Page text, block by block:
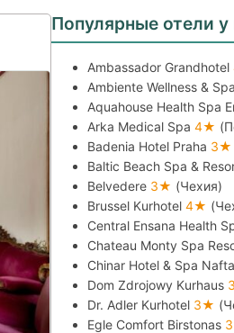
Популярные отели
Ambassador Grandhotel
Ambiente Wellness &
Aquahouse Health Spa
Arka Medical Spa4★
Badenia Hotel Praha 3★
Baltic Beach Spa &
Belvedere 3★ (Чехия)
Brussel Kurhotel4★
Central Ensana Health
Chateau Monty Spa
Chinar Hotel & Spa
Dom Zdrojowy Kurhaus
Dr. Adler Kurhotel 3★
Egle Comfort Birstonas